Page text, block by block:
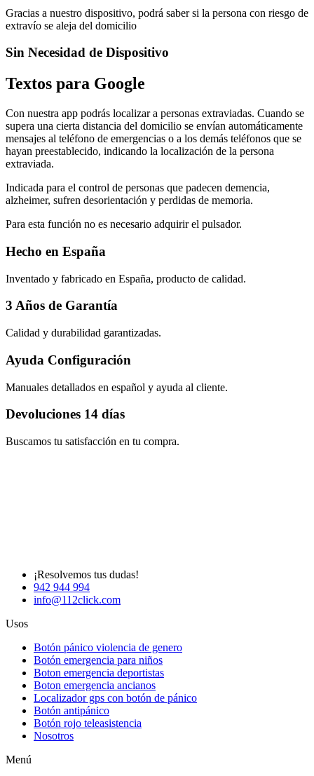
Gracias a nuestro dispositivo, podrá saber si la persona con riesgo de
extravío se aleja del domicilio
Sin Necesidad de Dispositivo
Textos para Google
Con nuestra app podrás localizar a personas extraviadas. Cuando se
supera una cierta distancia del domicilio se envían automáticamente
mensajes al teléfono de emergencias o a los demás teléfonos que se
hayan preestablecido, indicando la localización de la persona
extraviada.
Indicada para el control de personas que padecen demencia,
alzheimer, sufren desorientación y perdidas de memoria.
Para esta función no es necesario adquirir el pulsador.
Hecho en España
Inventado y fabricado en España, producto de calidad.
3 Años de Garantía
Calidad y durabilidad garantizadas.
Ayuda Configuración
Manuales detallados en español y ayuda al cliente.
Devoluciones 14 días
Buscamos tu satisfacción en tu compra.
¡Resolvemos tus dudas!
942 944 994
info@112click.com
Usos
Botón pánico violencia de genero
Botón emergencia para niños
Boton emergencia deportistas
Boton emergencia ancianos
Localizador gps con botón de pánico
Botón antipánico
Botón rojo teleasistencia
Nosotros
Menú